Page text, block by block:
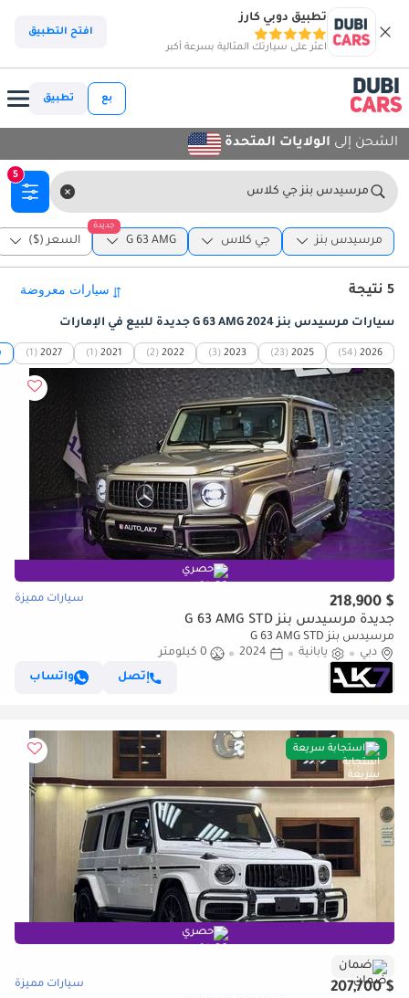
تطبيق دوبي كارز
اعثر على سيارتك المثالية بسرعة أكبر
افتح التطبيق
بع تطبيق
الشحن إلى الولايات المتحدة
مرسيدس بنز جي كلاس
5
مرسيدس بنز جي كلاس
جديدة
G 63 AMG السعر ($)
5 نتيجة
سيارات مرسيدس بنز G 63 AMG 2024 جديدة للبيع في الإمارات
2026
(54)
2025
(23)
2023
(3)
2022
(2)
2021
(1)
2027
(1)
حصري
$ 218,900 سيارات مميزة
جديدة مرسيدس بنز G 63 AMG STD
مرسيدس بنز G 63 AMG STD
دبي
يابانية 2024
0 كيلومتر
إتصل
واتساب
استجابة سريعة
حصري
ضمان
$ 207,700 سيارات مميزة